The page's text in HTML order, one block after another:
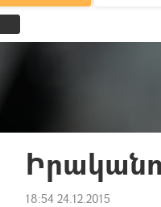
18:54 24.12.2015